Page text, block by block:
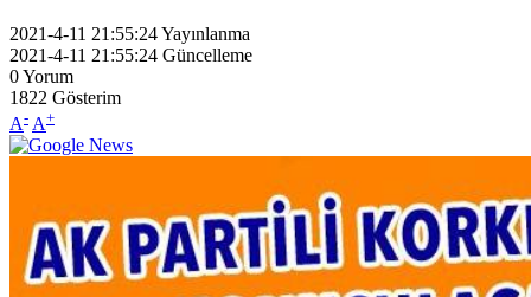
2021-4-11 21:55:24Yayınlanma
2021-4-11 21:55:24 Güncelleme
0Yorum
1822 Gösterim
A- A+